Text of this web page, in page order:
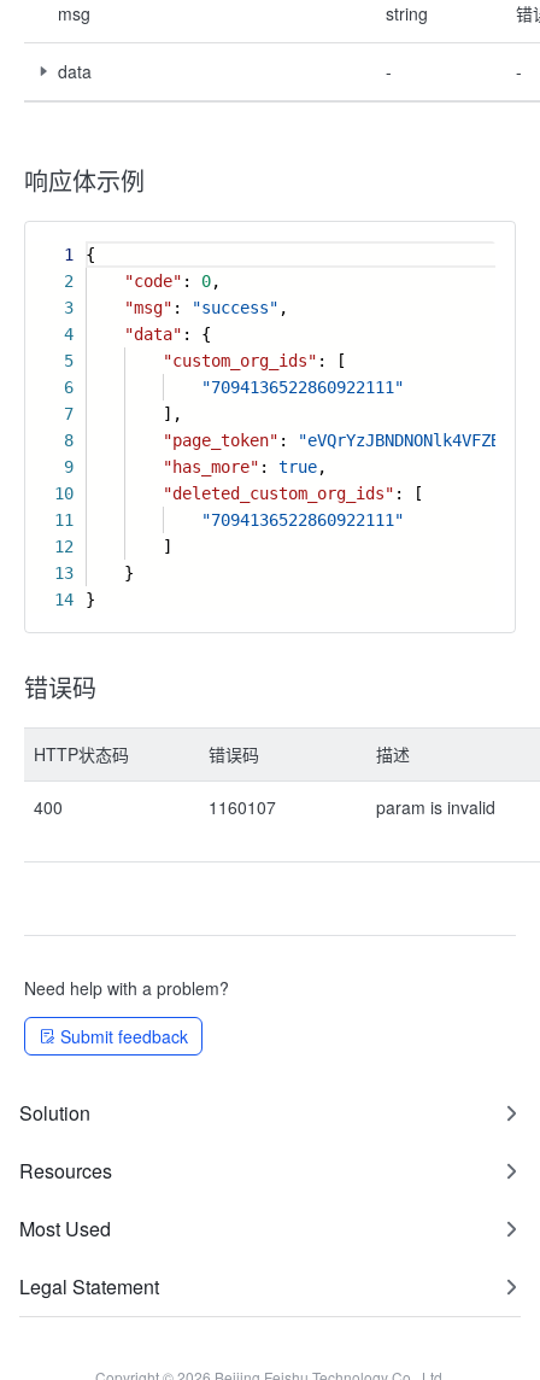
msg string 错
data - -
响应体示例
1
2
3
4
5
6
7
8
9
10
11
12
13
14
{
"code" : 0,
"msg" : "success" ,
"data" : {
"custom_org_ids" : [
"7094136522860922111"
],
"page_token" :
"has_more" : true,
"deleted_custom_org_ids" : [
"7094136522860922111"
]
}
}
错误码
HTTP状态码 错误码 描述
400 1160107 param is invalid
Need help with a problem?
Submit feedback
Solution
Resources
Most Used
Legal Statement